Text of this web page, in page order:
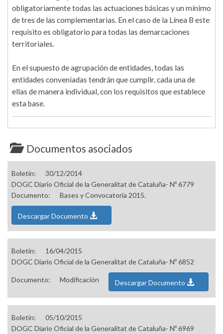
obligatoriamente todas las actuaciones básicas y un mínimo
de tres de las complementarias. En el caso de la Línea B este
requisito es obligatorio para todas las demarcaciones
territoriales.
En el supuesto de agrupación de entidades, todas las
entidades conveniadas tendrán que cumplir, cada una de
ellas de manera individual, con los requisitos que establece
esta base.
Documentos asociados
Boletín:
30/12/2014
DOGC Diario Oficial de la Generalitat de Cataluña- Nº 6779
Documento:
Bases y Convocatoria 2015.
Descargar Documento
Boletín:
16/04/2015
DOGC Diario Oficial de la Generalitat de Cataluña- Nº 6852
Documento: Modificación Descargar Documento
Boletín:
05/10/2015
DOGC Diario Oficial de la Generalitat de Cataluña- Nº 6969